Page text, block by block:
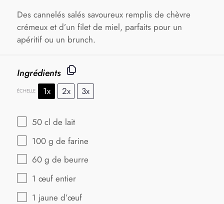
Des cannelés salés savoureux remplis de chèvre
crémeux et d’un filet de miel, parfaits pour un
apéritif ou un brunch.
Ingrédients
ÉCHELLE 1x 2x 3x
50 cl de lait
100 g de farine
60 g de beurre
1 œuf entier
1 jaune d’œuf